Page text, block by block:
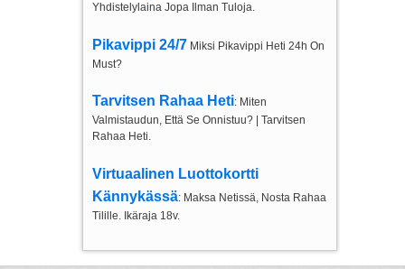
Yhdistelylaina Jopa Ilman Tuloja.
Pikavippi 24/7 Miksi Pikavippi Heti 24h On
Must?
Tarvitsen Rahaa Heti: Miten
Valmistaudun, Että Se Onnistuu? | Tarvitsen
Rahaa Heti.
Virtuaalinen Luottokortti
Kännykässä: Maksa Netissä, Nosta Rahaa
Tilille. Ikäraja 18v.